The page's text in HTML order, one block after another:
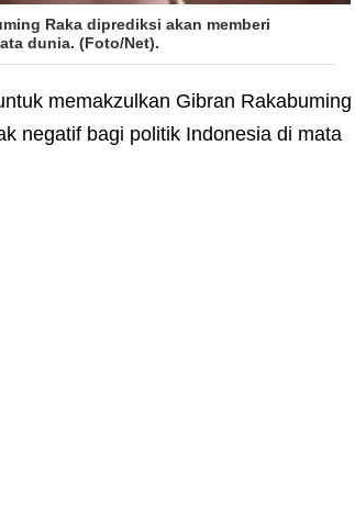
Raka diprediksi akan memberi
dunia. (Foto/Net).
memakzulkan Gibran Rakabuming
negatif bagi politik Indonesia di mata